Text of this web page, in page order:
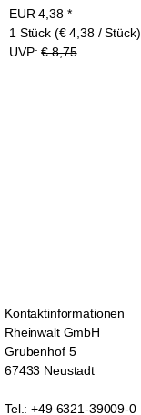
EUR 4,38 *
1 Stück (€ 4,38 / Stück)
UVP:€ 8,75
Kontaktinformationen
Rheinwalt GmbH
Grubenhof 5
67433 Neustadt
Tel.: +49 6321-39009-0